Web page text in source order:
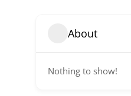
About
Nothing to show!